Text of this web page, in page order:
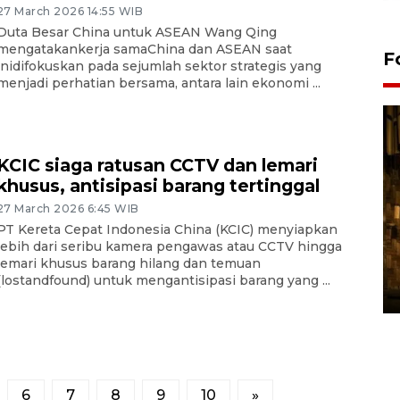
March 2026 14:55 WIB
Besar China untuk ASEAN Wang Qing
samaChina dan ASEAN saat
pada sejumlah sektor strategis yang
perhatian bersama, antara lain ekonomi ...
siaga ratusan CCTV dan lemari
antisipasi barang tertinggal
March 2026 6:45 WIB
Kereta Cepat Indonesia China (KCIC) menyiapkan
dari seribu kamera pengawas atau CCTV hingga
khusus barang hilang dan temuan
untuk mengantisipasi barang yang ...
6 7 8 9 10 »
Pasokan hortikultura
melimpah picu deflasi DIY
06 August 2026 11:37 WIB